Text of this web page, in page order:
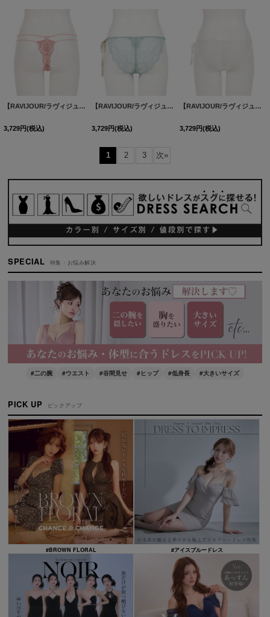
【RAVIJOUR/ラヴィジュール】ブレッシングフラワー エンブレース Tバック / ブレッシングフラワー ストレッチレース ショーツ/ ランジェリー / セクシーランジェリー / 下着【OF08】
3,729円(税込)
【RAVIJOUR/ラヴィジュール】ブレッシングフラワー ストレッチレース ショーツ/ ブレッシングフラワー エンブレース Tバック / ランジェリー / セクシーランジェリー / 下着【OF08】
3,729円(税込)
【RAVIJOUR/ラヴィジュール】ブレッシングフラワー ストレッチレース ショーツ/ ブレッシングフラワー エンブレース Tバック / ランジェリー / セクシーランジェリー / 下着【OF08】
3,729円(税込)
1 2 3 次»
SPECIAL 特集・お悩み解決
#二の腕 #ウエスト #谷間見せ #ヒップ #低身長 #大きいサイズ
PICK UP ピックアップ
#BROWN FLORAL #アイスブルードレス